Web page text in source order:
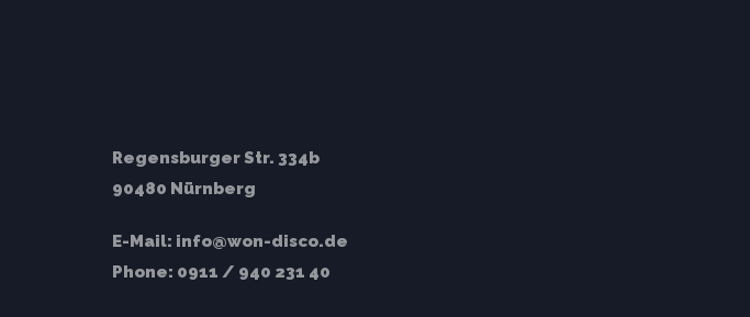
Regensburger Str. 334b
90480 Nürnberg
E-Mail: info@won-disco.de
Phone: 0911 / 940 231 40